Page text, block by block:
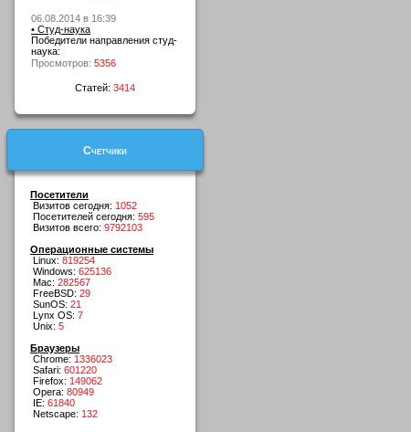
06.08.2014 в 16:39
• Студ-наука
Победители направления студ-
наука:
Просмотров: 5356
Статей: 3414
Счетчики
Посетители
Визитов сегодня: 1052
Посетителей сегодня: 595
Визитов всего: 9792103
Операционные системы
Linux: 819254
Windows: 625136
Mac: 282567
FreeBSD: 29
SunOS: 21
Lynx OS: 7
Unix: 5
Браузеры
Chrome: 1336023
Safari: 601220
Firefox: 149062
Opera: 80949
IE: 61840
Netscape: 132